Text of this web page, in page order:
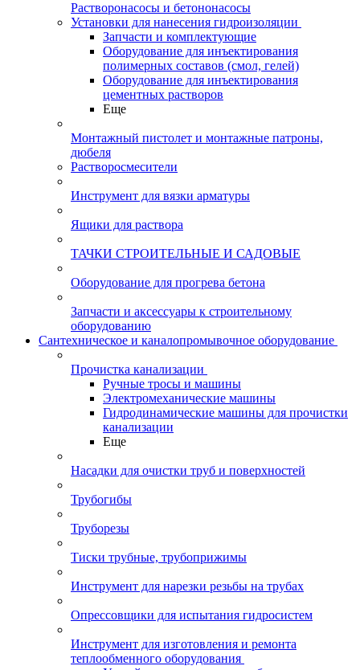
Растворонасосы и бетононасосы
Установки для нанесения гидроизоляции
Запчасти и комплектующие
Оборудование для инъектирования
полимерных составов (смол, гелей)
Оборудование для инъектирования
цементных растворов
Еще
Монтажный пистолет и монтажные патроны,
дюбеля
Растворосмесители
Инструмент для вязки арматуры
Ящики для раствора
ТАЧКИ СТРОИТЕЛЬНЫЕ И САДОВЫЕ
Оборудование для прогрева бетона
Запчасти и аксессуары к строительному
оборудованию
Сантехническое и каналопромывочное оборудование
Прочистка канализации
Ручные тросы и машины
Электромеханические машины
Гидродинамические машины для прочистки
канализации
Еще
Насадки для очистки труб и поверхностей
Трубогибы
Труборезы
Тиски трубные, трубоприжимы
Инструмент для нарезки резьбы на трубах
Опрессовщики для испытания гидросистем
Инструмент для изготовления и ремонта
теплообменного оборудования